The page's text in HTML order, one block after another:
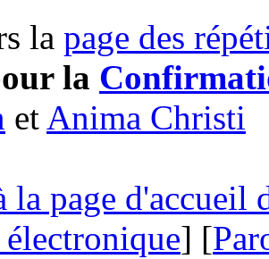
la page des
la
et Anima Christi
la page d'accueil
] [